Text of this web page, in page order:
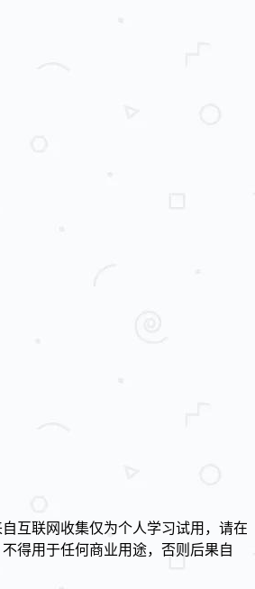
互联网收集仅为个人学习试用，请在
得用于任何商业用途，否则后果自